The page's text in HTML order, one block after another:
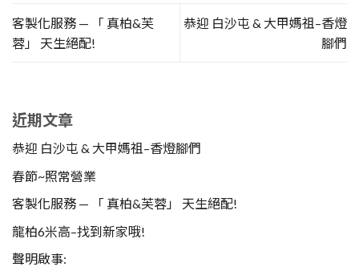
客製化服務 — 「 真柏&芙
蓉」 天生絕配!
恭迎 白沙屯 & 大甲媽祖–香燈
腳們
近期文章
恭迎 白沙屯 & 大甲媽祖–香燈腳們
春節~照常營業
客製化服務 — 「 真柏&芙蓉」 天生絕配!
龍柏6米高–找到新家哦!
聲明啟事: